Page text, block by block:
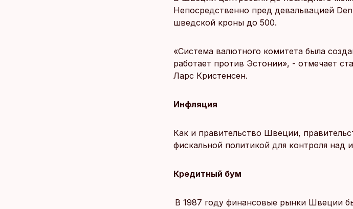
Непосредственно пред девальвацией
шведской кроны до 500.
«Система валютного комитета была
работает против Эстонии», - отмечает
Ларс Кристенсен.
Инфляция
Как и правительство Швеции,
фискальной политикой для контроля над
Кредитный бум
В 1987 году финансовые рынки Швеции